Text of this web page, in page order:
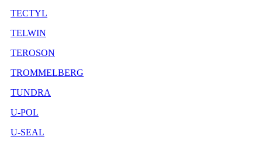
TECTYL
TELWIN
TEROSON
TROMMELBERG
TUNDRA
U-POL
U-SEAL